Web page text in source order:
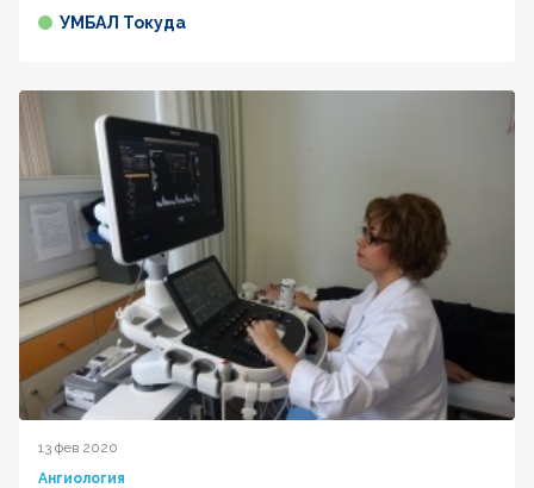
УМБАЛ Токуда
13 фев 2020
Ангиология